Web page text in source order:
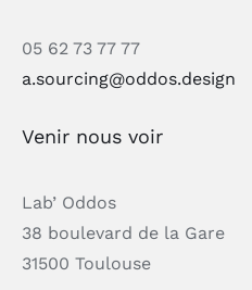
05 62 73 77 77
a.sourcing@oddos.design
Venir nous voir
Lab’ Oddos
38 boulevard de la Gare
31500 Toulouse